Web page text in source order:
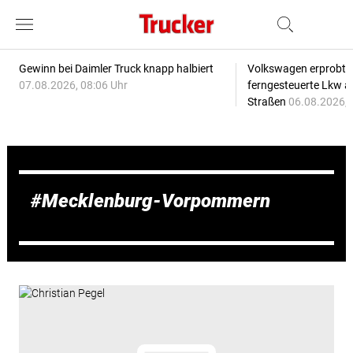
Gewinn bei Daimler Truck knapp halbiert
07.08.2026, 08:06 Uhr
Volkswagen erprobt
ferngesteuerte Lkw
Straßen 06.08.2026,
Mecklenburg-Vorpommern